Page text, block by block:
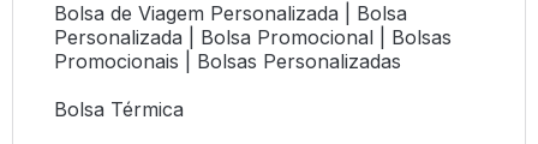
Bolsa de Viagem Personalizada | Bolsa
Personalizada | Bolsa Promocional | Bolsas
Promocionais | Bolsas Personalizadas
Bolsa Térmica